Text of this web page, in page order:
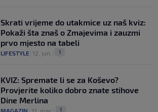
Skrati vrijeme do utakmice uz naš kviz:
Pokaži šta znaš o Zmajevima i zauzmi
prvo mjesto na tabeli
LIFESTYLE 12. jun. 1
KVIZ: Spremate li se za Koševo?
Provjerite koliko dobro znate stihove
Dine Merlina
MAGAZIN 31. mar. 1